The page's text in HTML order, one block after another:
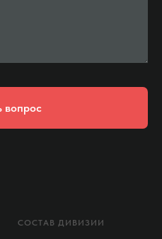
вопрос
СОСТАВ ДИВИЗИИ